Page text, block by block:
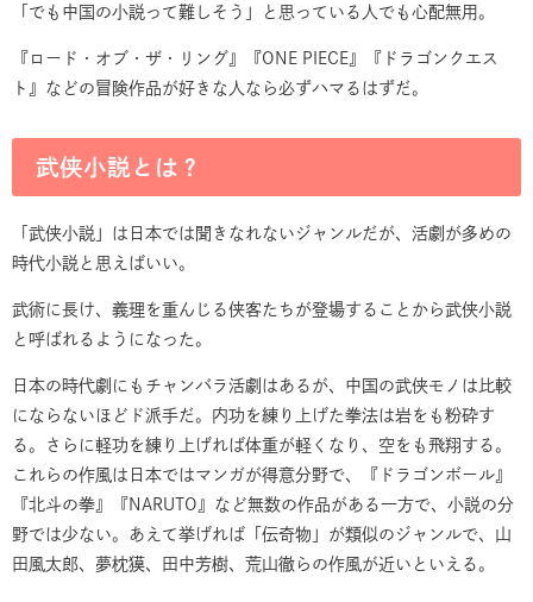
「でも中国の小説って難しそう」と思っている人でも心配無用。
『ロード・オブ・ザ・リング』『ONE PIECE』『ドラゴンクエス
ト』などの冒険作品が好きな人なら必ずハマるはずだ。
武侠小説とは？
「武侠小説」は日本では聞きなれないジャンルだが、活劇が多めの
時代小説と思えばいい。
武術に長け、義理を重んじる侠客たちが登場することから武侠小説
と呼ばれるようになった。
日本の時代劇にもチャンバラ活劇はあるが、中国の武侠モノは比較
にならないほどド派手だ。内功を練り上げた拳法は岩をも粉砕す
る。さらに軽功を練り上げれば体重が軽くなり、空をも飛翔する。
これらの作風は日本ではマンガが得意分野で、『ドラゴンボール』
『北斗の拳』『 NARUTO 』など無数の作品がある一方で、小説の分
野では少ない。あえて挙げれば「伝奇物」が類似のジャンルで、山
田風太郎、夢枕獏、田中芳樹、荒山徹らの作風が近いといえる。